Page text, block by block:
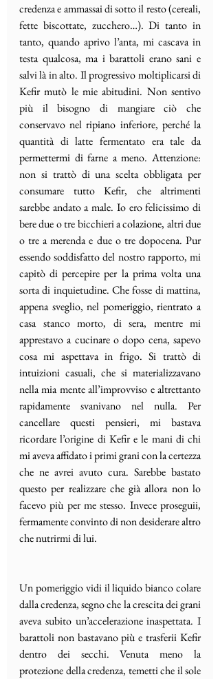
credenza e ammassai di sotto il resto (cereali,
fette biscottate, zucchero…). Di tanto in
tanto, quando aprivo l’anta, mi cascava in
testa qualcosa, ma i barattoli erano sani e
salvi là in alto. Il progressivo moltiplicarsi di
Kefir mutò le mie abitudini. Non sentivo
più il bisogno di mangiare ciò che
conservavo nel ripiano inferiore, perché la
quantità di latte fermentato era tale da
permettermi di farne a meno. Attenzione:
non si trattò di una scelta obbligata per
consumare tutto Kefir, che altrimenti
sarebbe andato a male. Io ero felicissimo di
bere due o tre bicchieri a colazione, altri due
o tre a merenda e due o tre dopocena. Pur
essendo soddisfatto del nostro rapporto, mi
capitò di percepire per la prima volta una
sorta di inquietudine. Che fosse di mattina,
appena sveglio, nel pomeriggio, rientrato a
casa stanco morto, di sera, mentre mi
apprestavo a cucinare o dopo cena, sapevo
cosa mi aspettava in frigo. Si trattò di
intuizioni casuali, che si materializzavano
nella mia mente all’improvviso e altrettanto
rapidamente svanivano nel nulla. Per
cancellare questi pensieri, mi bastava
ricordare l’origine di Kefir e le mani di chi
mi aveva affidato i primi grani con la certezza
che ne avrei avuto cura. Sarebbe bastato
questo per realizzare che già allora non lo
facevo più per me stesso. Invece proseguii,
fermamente convinto di non desiderare altro
che nutrirmi di lui.
Un pomeriggio vidi il liquido bianco colare
dalla credenza, segno che la crescita dei grani
aveva subito un’accelerazione inaspettata. I
barattoli non bastavano più e trasferii Kefir
dentro dei secchi. Venuta meno la
protezione della credenza, temetti che il sole